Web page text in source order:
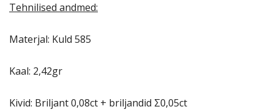
Tehnilised andmed:
Materjal: Kuld 585
Kaal: 2,42gr
Kivid: Briljant 0,08ct + briljandid Σ0,05ct